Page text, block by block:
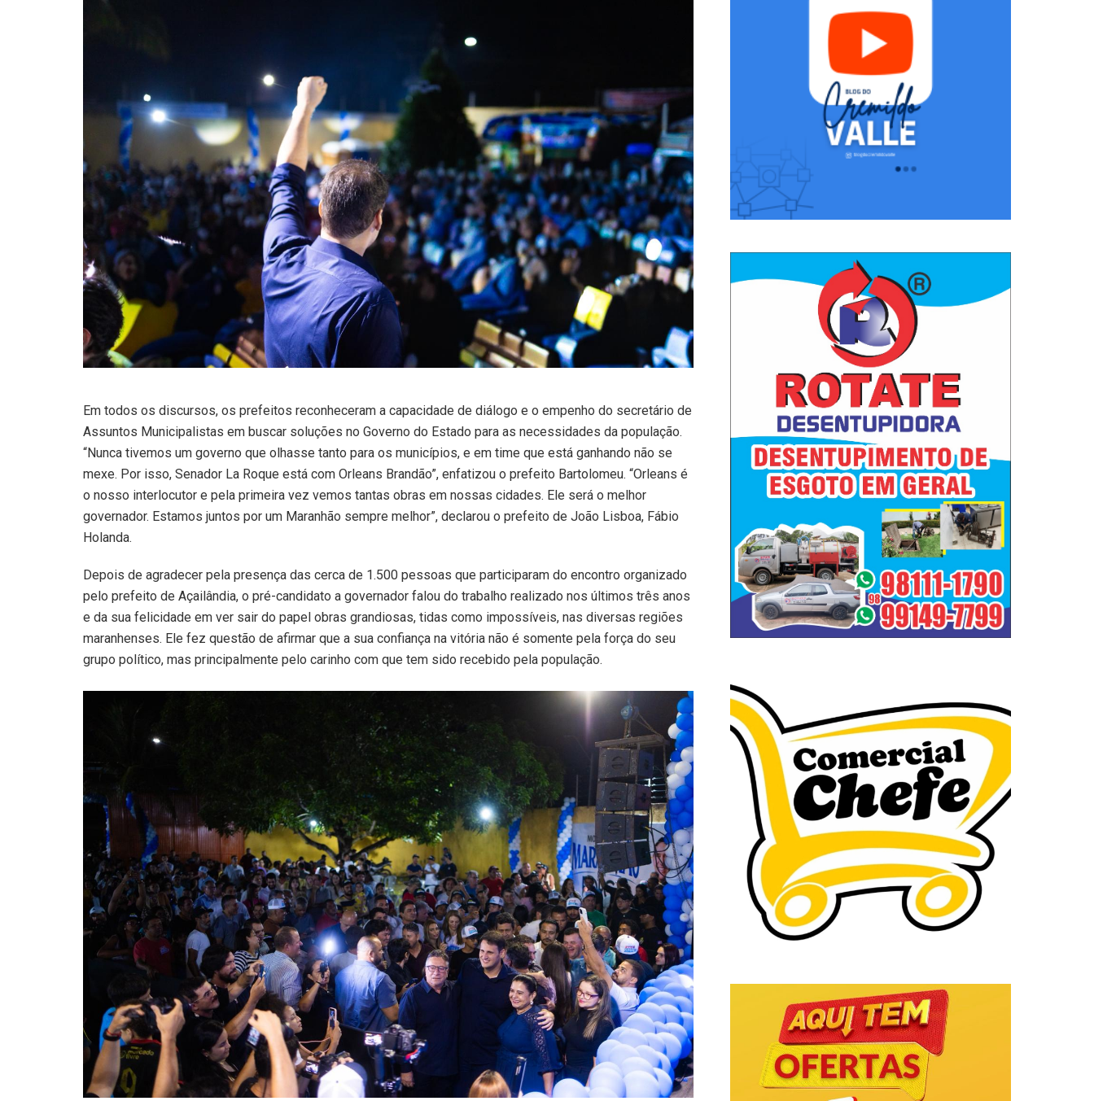
Em todos os discursos, os prefeitos reconheceram a capacidade de diálogo e o empenho do secretário de
Assuntos Municipalistas em buscar soluções no Governo do Estado para as necessidades da população.
“Nunca tivemos um governo que olhasse tanto para os municípios, e em time que está ganhando não se
mexe. Por isso, Senador La Roque está com Orleans Brandão”, enfatizou o prefeito Bartolomeu. “Orleans é
o nosso interlocutor e pela primeira vez vemos tantas obras em nossas cidades. Ele será o melhor
governador. Estamos juntos por um Maranhão sempre melhor”, declarou o prefeito de João Lisboa, Fábio
Holanda.
Depois de agradecer pela presença das cerca de 1.500 pessoas que participaram do encontro organizado
pelo prefeito de Açailândia, o pré-candidato a governador falou do trabalho realizado nos últimos três anos
e da sua felicidade em ver sair do papel obras grandiosas, tidas como impossíveis, nas diversas regiões
maranhenses. Ele fez questão de afirmar que a sua confiança na vitória não é somente pela força do seu
grupo político, mas principalmente pelo carinho com que tem sido recebido pela população.